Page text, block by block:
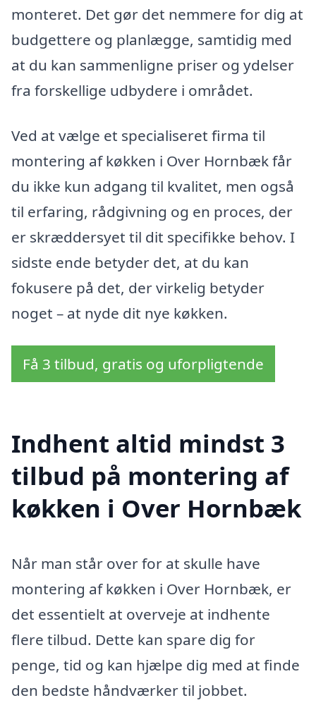
monteret. Det gør det nemmere for dig at
budgettere og planlægge, samtidig med
at du kan sammenligne priser og ydelser
fra forskellige udbydere i området.
Ved at vælge et specialiseret firma til
montering af køkken i Over Hornbæk får
du ikke kun adgang til kvalitet, men også
til erfaring, rådgivning og en proces, der
er skræddersyet til dit specifikke behov. I
sidste ende betyder det, at du kan
fokusere på det, der virkelig betyder
noget – at nyde dit nye køkken.
Få 3 tilbud, gratis og uforpligtende
Indhent altid mindst 3
tilbud på montering af
køkken i Over Hornbæk
Når man står over for at skulle have
montering af køkken i Over Hornbæk, er
det essentielt at overveje at indhente
flere tilbud. Dette kan spare dig for
penge, tid og kan hjælpe dig med at finde
den bedste håndværker til jobbet.